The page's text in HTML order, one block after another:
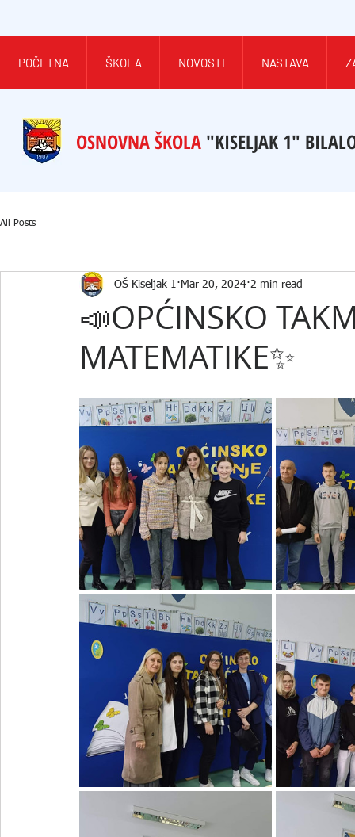
POČETNA ŠKOLA NOVOSTI NASTAVA
OSNOVNA ŠKOLA "KISELJAK 1"
All Posts
📣OPĆINSKO
MATEMATIKE✨️
OŠ Kiseljak 1 Mar 20, 2024 2 min read